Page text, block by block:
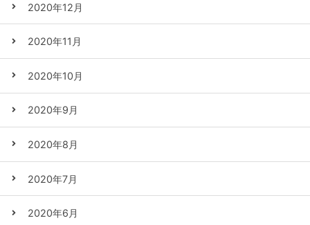
2020年12月
2020年11月
2020年10月
2020年9月
2020年8月
2020年7月
2020年6月